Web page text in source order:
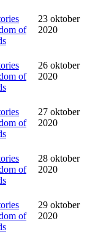
of
23 oktober
2020
of
26 oktober
2020
of
27 oktober
2020
of
28 oktober
2020
of
29 oktober
2020